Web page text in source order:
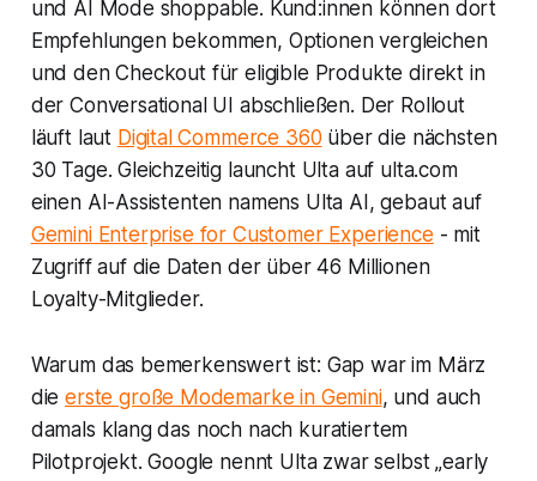
und AI Mode shoppable. Kund:innen können dort
Empfehlungen bekommen, Optionen vergleichen
und den Checkout für eligible Produkte direkt in
der Conversational UI abschließen. Der Rollout
läuft laut Digital Commerce 360 über die nächsten
30 Tage. Gleichzeitig launcht Ulta auf ulta.com
einen AI-Assistenten namens Ulta AI, gebaut auf
Gemini Enterprise for Customer Experience - mit
Zugriff auf die Daten der über 46 Millionen
Loyalty-Mitglieder.
Warum das bemerkenswert ist: Gap war im März
dieerste große Modemarke in Gemini, und auch
damals klang das noch nach kuratiertem
Pilotprojekt.Google nennt Ultazwar selbst „early